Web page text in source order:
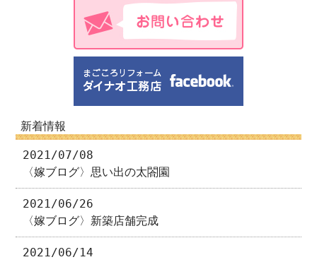
新着情報
2021/07/08
〈嫁ブログ〉思い出の太閤園
2021/06/26
〈嫁ブログ〉新築店舗完成
2021/06/14